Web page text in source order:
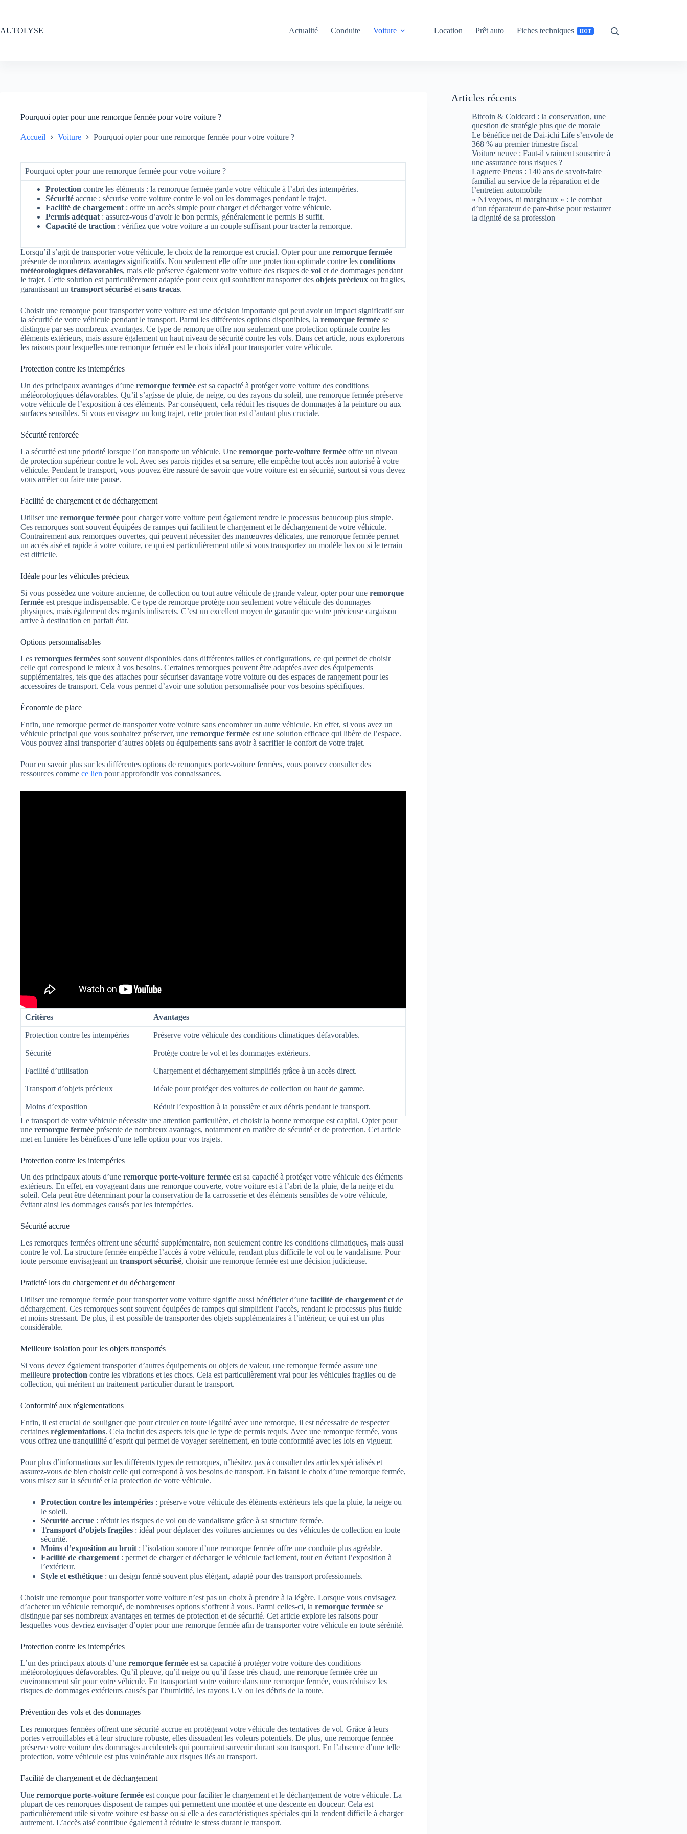
AUTOLYSE
Actualité Conduite Voiture Location Prêt auto Fiches techniques HOT
Pourquoi opter pour une remorque fermée pour votre voiture ?
Accueil Voiture Pourquoi opter pour une remorque fermée pour votre voiture ?
Pourquoi opter pour une remorque fermée pour votre voiture ?
Protection contre les éléments : la remorque fermée garde votre véhicule à l’abri des intempéries.
Sécurité accrue : sécurise votre voiture contre le vol ou les dommages pendant le trajet.
Facilité de chargement : offre un accès simple pour charger et décharger votre véhicule.
Permis adéquat : assurez-vous d’avoir le bon permis, généralement le permis B suffit.
Capacité de traction : vérifiez que votre voiture a un couple suffisant pour tracter la remorque.
Lorsqu’il s’agit de transporter votre véhicule, le choix de la remorque est crucial. Opter pour une remorque fermée
présente de nombreux avantages significatifs. Non seulement elle offre une protection optimale contre les conditions
météorologiques défavorables, mais elle préserve également votre voiture des risques de vol et de dommages pendant
le trajet. Cette solution est particulièrement adaptée pour ceux qui souhaitent transporter des objets précieux ou fragiles,
garantissant un transport sécurisé et sans tracas.
Choisir une remorque pour transporter votre voiture est une décision importante qui peut avoir un impact significatif sur
la sécurité de votre véhicule pendant le transport. Parmi les différentes options disponibles, la remorque fermée se
distingue par ses nombreux avantages. Ce type de remorque offre non seulement une protection optimale contre les
éléments extérieurs, mais assure également un haut niveau de sécurité contre les vols. Dans cet article, nous explorerons
les raisons pour lesquelles une remorque fermée est le choix idéal pour transporter votre véhicule.
Protection contre les intempéries
Un des principaux avantages d’une remorque fermée est sa capacité à protéger votre voiture des conditions
météorologiques défavorables. Qu’il s’agisse de pluie, de neige, ou des rayons du soleil, une remorque fermée préserve
votre véhicule de l’exposition à ces éléments. Par conséquent, cela réduit les risques de dommages à la peinture ou aux
surfaces sensibles. Si vous envisagez un long trajet, cette protection est d’autant plus cruciale.
Sécurité renforcée
La sécurité est une priorité lorsque l’on transporte un véhicule. Une remorque porte-voiture fermée offre un niveau
de protection supérieur contre le vol. Avec ses parois rigides et sa serrure, elle empêche tout accès non autorisé à votre
véhicule. Pendant le transport, vous pouvez être rassuré de savoir que votre voiture est en sécurité, surtout si vous devez
vous arrêter ou faire une pause.
Facilité de chargement et de déchargement
Utiliser une remorque fermée pour charger votre voiture peut également rendre le processus beaucoup plus simple.
Ces remorques sont souvent équipées de rampes qui facilitent le chargement et le déchargement de votre véhicule.
Contrairement aux remorques ouvertes, qui peuvent nécessiter des manœuvres délicates, une remorque fermée permet
un accès aisé et rapide à votre voiture, ce qui est particulièrement utile si vous transportez un modèle bas ou si le terrain
est difficile.
Idéale pour les véhicules précieux
Si vous possédez une voiture ancienne, de collection ou tout autre véhicule de grande valeur, opter pour une remorque
fermée est presque indispensable. Ce type de remorque protège non seulement votre véhicule des dommages
physiques, mais également des regards indiscrets. C’est un excellent moyen de garantir que votre précieuse cargaison
arrive à destination en parfait état.
Options personnalisables
Les remorques fermées sont souvent disponibles dans différentes tailles et configurations, ce qui permet de choisir
celle qui correspond le mieux à vos besoins. Certaines remorques peuvent être adaptées avec des équipements
supplémentaires, tels que des attaches pour sécuriser davantage votre voiture ou des espaces de rangement pour les
accessoires de transport. Cela vous permet d’avoir une solution personnalisée pour vos besoins spécifiques.
Économie de place
Enfin, une remorque permet de transporter votre voiture sans encombrer un autre véhicule. En effet, si vous avez un
véhicule principal que vous souhaitez préserver, une remorque fermée est une solution efficace qui libère de l’espace.
Vous pouvez ainsi transporter d’autres objets ou équipements sans avoir à sacrifier le confort de votre trajet.
Pour en savoir plus sur les différentes options de remorques porte-voiture fermées, vous pouvez consulter des
ressources comme ce lien pour approfondir vos connaissances.
Critères Avantages
Protection contre les intempéries Préserve votre véhicule des conditions climatiques défavorables.
Sécurité Protège contre le vol et les dommages extérieurs.
Facilité d’utilisation Chargement et déchargement simplifiés grâce à un accès direct.
Transport d’objets précieux Idéale pour protéger des voitures de collection ou haut de gamme.
Moins d’exposition
Réduit l’exposition à la poussière et aux débris pendant le transport.
Le transport de votre véhicule nécessite une attention particulière, et choisir la bonne remorque est capital. Opter pour
une remorque fermée présente de nombreux avantages, notamment en matière de sécurité et de protection. Cet article
met en lumière les bénéfices d’une telle option pour vos trajets.
Protection contre les intempéries
Un des principaux atouts d’une remorque porte-voiture fermée est sa capacité à protéger votre véhicule des éléments
extérieurs. En effet, en voyageant dans une remorque couverte, votre voiture est à l’abri de la pluie, de la neige et du
soleil. Cela peut être déterminant pour la conservation de la carrosserie et des éléments sensibles de votre véhicule,
évitant ainsi les dommages causés par les intempéries.
Sécurité accrue
Les remorques fermées offrent une sécurité supplémentaire, non seulement contre les conditions climatiques, mais aussi
contre le vol. La structure fermée empêche l’accès à votre véhicule, rendant plus difficile le vol ou le vandalisme. Pour
toute personne envisageant un transport sécurisé, choisir une remorque fermée est une décision judicieuse.
Praticité lors du chargement et du déchargement
Utiliser une remorque fermée pour transporter votre voiture signifie aussi bénéficier d’une facilité de chargement et de
déchargement. Ces remorques sont souvent équipées de rampes qui simplifient l’accès, rendant le processus plus fluide
et moins stressant. De plus, il est possible de transporter des objets supplémentaires à l’intérieur, ce qui est un plus
considérable.
Meilleure isolation pour les objets transportés
Si vous devez également transporter d’autres équipements ou objets de valeur, une remorque fermée assure une
meilleure protection contre les vibrations et les chocs. Cela est particulièrement vrai pour les véhicules fragiles ou de
collection, qui méritent un traitement particulier durant le transport.
Conformité aux réglementations
Enfin, il est crucial de souligner que pour circuler en toute légalité avec une remorque, il est nécessaire de respecter
certaines réglementations. Cela inclut des aspects tels que le type de permis requis. Avec une remorque fermée, vous
vous offrez une tranquillité d’esprit qui permet de voyager sereinement, en toute conformité avec les lois en vigueur.
Pour plus d’informations sur les différents types de remorques, n’hésitez pas à consulter des articles spécialisés et
assurez-vous de bien choisir celle qui correspond à vos besoins de transport. En faisant le choix d’une remorque fermée,
vous misez sur la sécurité et la protection de votre véhicule.
Protection contre les intempéries : préserve votre véhicule des éléments extérieurs tels que la pluie, la neige ou
le soleil.
Sécurité accrue : réduit les risques de vol ou de vandalisme grâce à sa structure fermée.
Transport d’objets fragiles : idéal pour déplacer des voitures anciennes ou des véhicules de collection en toute
sécurité.
Moins d’exposition au bruit : l’isolation sonore d’une remorque fermée offre une conduite plus agréable.
Facilité de chargement : permet de charger et décharger le véhicule facilement, tout en évitant l’exposition à
l’extérieur.
Style et esthétique : un design fermé souvent plus élégant, adapté pour des transport professionnels.
Choisir une remorque pour transporter votre voiture n’est pas un choix à prendre à la légère. Lorsque vous envisagez
d’acheter un véhicule remorqué, de nombreuses options s’offrent à vous. Parmi celles-ci, la remorque fermée se
distingue par ses nombreux avantages en termes de protection et de sécurité. Cet article explore les raisons pour
lesquelles vous devriez envisager d’opter pour une remorque fermée afin de transporter votre véhicule en toute sérénité.
Protection contre les intempéries
L’un des principaux atouts d’une remorque fermée est sa capacité à protéger votre voiture des conditions
météorologiques défavorables. Qu’il pleuve, qu’il neige ou qu’il fasse très chaud, une remorque fermée crée un
environnement sûr pour votre véhicule. En transportant votre voiture dans une remorque fermée, vous réduisez les
risques de dommages extérieurs causés par l’humidité, les rayons UV ou les débris de la route.
Prévention des vols et des dommages
Les remorques fermées offrent une sécurité accrue en protégeant votre véhicule des tentatives de vol. Grâce à leurs
portes verrouillables et à leur structure robuste, elles dissuadent les voleurs potentiels. De plus, une remorque fermée
préserve votre voiture des dommages accidentels qui pourraient survenir durant son transport. En l’absence d’une telle
protection, votre véhicule est plus vulnérable aux risques liés au transport.
Facilité de chargement et de déchargement
Une remorque porte-voiture fermée est conçue pour faciliter le chargement et le déchargement de votre véhicule. La
plupart de ces remorques disposent de rampes qui permettent une montée et une descente en douceur. Cela est
particulièrement utile si votre voiture est basse ou si elle a des caractéristiques spéciales qui la rendent difficile à charger
autrement. L’accès aisé contribue également à réduire le stress durant le transport.
Articles récents
Bitcoin & Coldcard : la conservation, une
question de stratégie plus que de morale
Le bénéfice net de Dai-ichi Life s’envole de
368 % au premier trimestre fiscal
Voiture neuve : Faut-il vraiment souscrire à
une assurance tous risques ?
Laguerre Pneus : 140 ans de savoir-faire
familial au service de la réparation et de
l’entretien automobile
« Ni voyous, ni marginaux » : le combat
d’un réparateur de pare-brise pour restaurer
la dignité de sa profession